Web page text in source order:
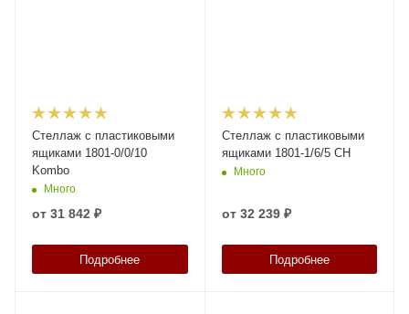
Стеллаж с пластиковыми
ящиками 1801-0/0/10
Kombo
Много
от 31 842 ₽
Подробнее
Стеллаж с пластиковыми
ящиками 1801-1/6/5 CH
Много
от 32 239 ₽
Подробнее